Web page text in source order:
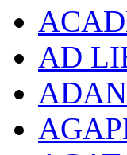
AD